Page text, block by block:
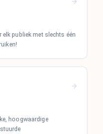
publiek met slechts één
hoogwaardige